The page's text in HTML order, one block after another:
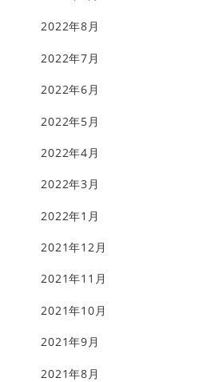
2022年8月
2022年7月
2022年6月
2022年5月
2022年4月
2022年3月
2022年1月
2021年12月
2021年11月
2021年10月
2021年9月
2021年8月